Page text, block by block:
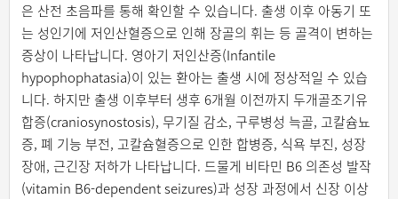
은 산전 초음파를 통해 확인할 수 있습니다. 출생 이후 아동기 또
는 성인기에 저인산혈증으로 인해 장골의 휘는 등 골격이 변하는
증상이 나타납니다. 영아기 저인산증(Infantile
hypophophatasia)이 있는 환아는 출생 시에 정상적일 수 있습
니다. 하지만 출생 이후부터 생후 6개월 이전까지 두개골조기유
합증(craniosynostosis), 무기질 감소, 구루병성 늑골, 고칼슘뇨
증, 폐 기능 부전, 고칼슘혈증으로 인한 합병증, 식욕 부진, 성장
장애, 근긴장 저하가 나타납니다. 드물게 비타민 B6 의존성 발작
(vitamin B6-dependent seizures)과 성장 과정에서 신장 이상